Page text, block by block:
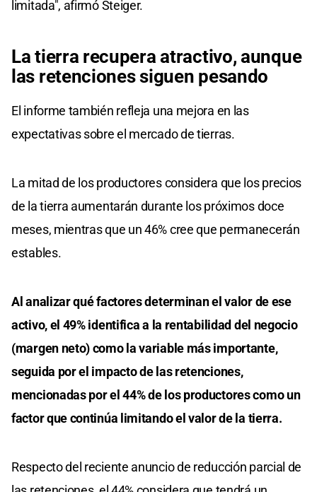
limitada", afirmó Steiger.
La tierra recupera atractivo, aunque
las retenciones siguen pesando
El informe también refleja una mejora en las
expectativas sobre el mercado de tierras.
La mitad de los productores considera que los precios
de la tierra aumentarán durante los próximos doce
meses, mientras que un 46% cree que permanecerán
estables.
Al analizar qué factores determinan el valor de ese
activo, el 49% identifica a la rentabilidad del negocio
(margen neto) como la variable más importante,
seguida por el impacto de las retenciones,
mencionadas por el 44% de los productores como un
factor que continúa limitando el valor de la tierra.
Respecto del reciente anuncio de reducción parcial de